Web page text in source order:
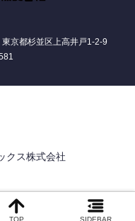
京都杉並区上高井戸1-2-9
TOP SIDEBAR
クス株式会社